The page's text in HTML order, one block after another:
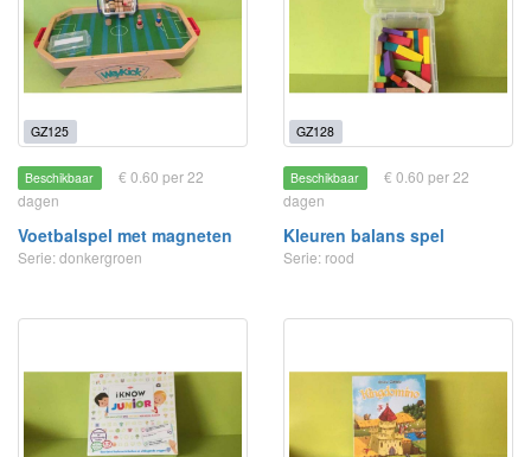
GZ125
Beschikbaar
€ 0.60 per 22
dagen
Voetbalspel met magneten
Serie: donkergroen
GZ128
Beschikbaar
€ 0.60 per 22
dagen
Kleuren balans spel
Serie: rood